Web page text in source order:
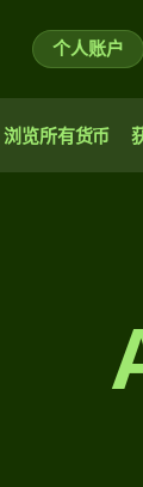
个人账户
浏览所有货币